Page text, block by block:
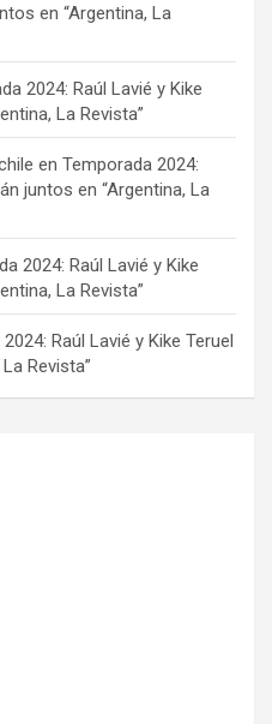
en “Argentina, La
2024: Raúl Lavié y Kike
La Revista”
en Temporada 2024:
juntos en “Argentina, La
2024: Raúl Lavié y Kike
La Revista”
Raúl Lavié y Kike Teruel
Revista”